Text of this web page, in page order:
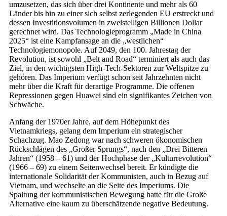
umzusetzen, das sich über drei Kontinente und mehr als 60
Länder bis hin zu einer sich selbst zerlegenden EU erstreckt und
dessen Investitionsvolumen in zweistelligen Billionen Dollar
gerechnet wird. Das Technologieprogramm „Made in China
2025“ ist eine Kampfansage an die „westlichen“
Technologiemonopole. Auf 2049, den 100. Jahrestag der
Revolution, ist sowohl „Belt and Road“ terminiert als auch das
Ziel, in den wichtigsten High-Tech-Sektoren zur Weltspitze zu
gehören. Das Imperium verfügt schon seit Jahrzehnten nicht
mehr über die Kraft für derartige Programme. Die offenen
Repressionen gegen Huawei sind ein signifikantes Zeichen von
Schwäche.
Anfang der 1970er Jahre, auf dem Höhepunkt des
Vietnamkriegs, gelang dem Imperium ein strategischer
Schachzug. Mao Zedong war nach schweren ökonomischen
Rückschlägen des „Großer Sprungs“, nach den „Drei Bitteren
Jahren“ (1958 – 61) und der Hochphase der „Kulturrevolution“
(1966 – 69) zu einem Seitenwechsel bereit. Er kündigte die
internationale Solidarität der Kommunisten, auch in Bezug auf
Vietnam, und wechselte an die Seite des Imperiums. Die
Spaltung der kommunistischen Bewegung hatte für die Große
Alternative eine kaum zu überschätzende negative Bedeutung.